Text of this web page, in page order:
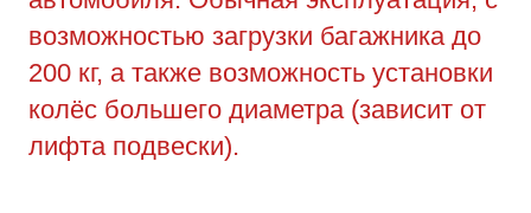
возможностью загрузки багажника до
200 кг, а также возможность установки
колёс большего диаметра (зависит от
лифта подвески).